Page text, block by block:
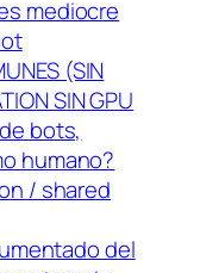
mediocre
(SIN
SIN GPU
bots,
humano?
/ shared
del